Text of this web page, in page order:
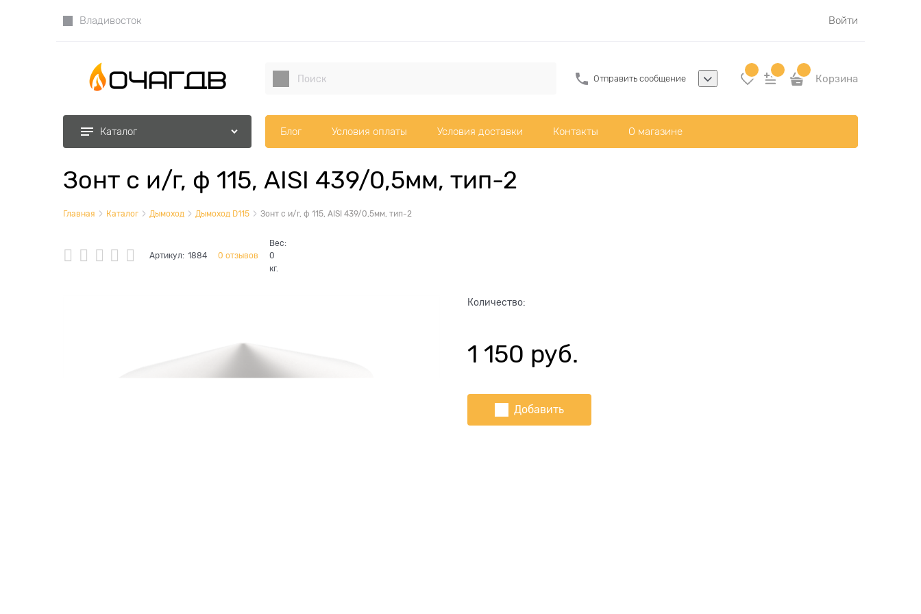
Владивосток Войти
Отправить сообщение Корзина
Каталог Блог Условия оплаты Условия доставки Контакты О магазине
Зонт с и/г, ф 115, AISI 439/0,5мм, тип-2
Главная Каталог Дымоход Дымоход D115 Зонт с и/г, ф 115, AISI 439/0,5мм, тип-2
Артикул: 1884 0 отзывов
Вес:
0
кг.
Количество:
1 150 руб.
Добавить